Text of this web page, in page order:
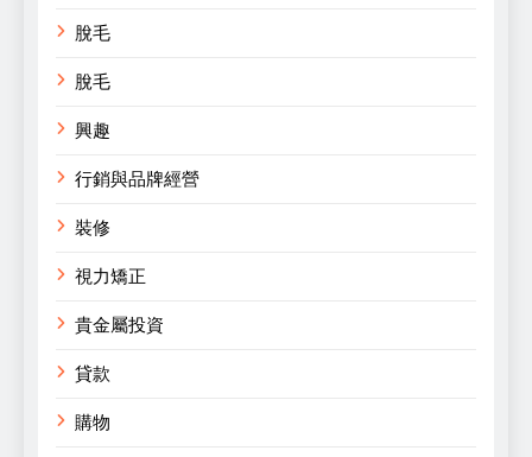
脫毛
脫毛
興趣
行銷與品牌經營
裝修
視力矯正
貴金屬投資
貸款
購物